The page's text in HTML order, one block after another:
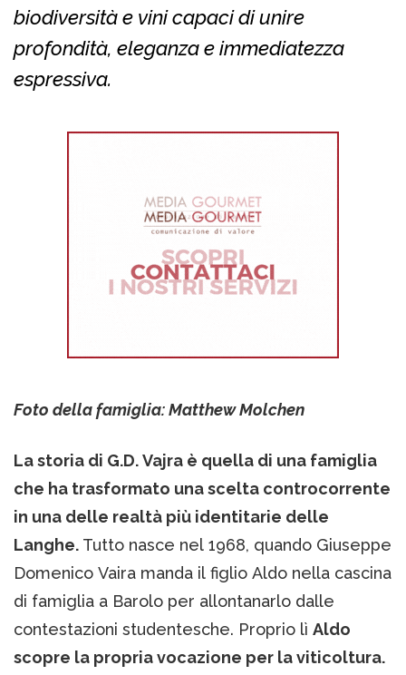
biodiversità e vini capaci di unire
profondità, eleganza e immediatezza
espressiva.
Foto della famiglia: Matthew Molchen
La storia di G.D. Vajra è quella di una famiglia
che ha trasformato una scelta controcorrente
in una delle realtà più identitarie delle
Langhe. Tutto nasce nel 1968, quando Giuseppe
Domenico Vaira manda il figlio Aldo nella cascina
di famiglia a Barolo per allontanarlo dalle
contestazioni studentesche. Proprio lì Aldo
scopre la propria vocazione per la viticoltura.